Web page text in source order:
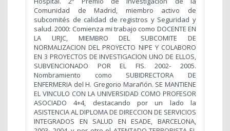
Comunidad de Madrid, miembro activo de
subcomités de calidad de registros y Seguridad y
salud. 2000: Comienza mi trabajo como DOCENTE EN
LA URJC, MIEMBRO DEL SUBCOMITE DE
NORMALIZACION DEL PROYECTO NIPE Y COLABORO
EN 3 PROYECTOS DE INVESTIGACION UNO DE ELLOS,
SUBVENCIONADO POR EL FIS. 2002- 2005.
Nombramiento como SUBIDRECTORA DE
ENFERMERIA del H. Gregorio Marañón. SE MANTIENE
EL VINCULO CON LA UNIVERSIDAD COMO PROFESOR
ASOCIADO 4+4, destacando por un lado la
ASISTENCIA AL DIPLOMA DE DIRECCION DE SERVICIOS
INTEGRADOS EN SALUD EN ESADE, BARCELONA,